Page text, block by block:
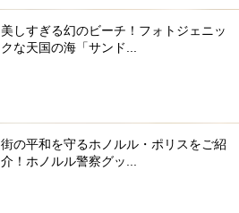
美しすぎる幻のビーチ！フォトジェニッ
クな天国の海「サンド...
街の平和を守るホノルル・ポリスをご紹
介！ホノルル警察グッ...